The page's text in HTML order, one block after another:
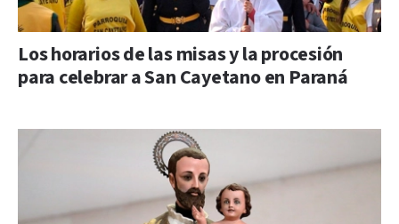
Los horarios de las misas y la procesión
para celebrar a San Cayetano en Paraná